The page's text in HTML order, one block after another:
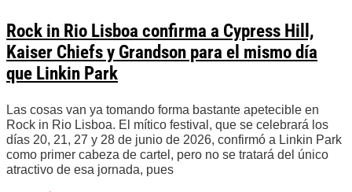
Rock in Rio Lisboa confirma a Cypress Hill,
Kaiser Chiefs y Grandson para el mismo día
que Linkin Park
Las cosas van ya tomando forma bastante apetecible en
Rock in Rio Lisboa. El mítico festival, que se celebrará los
días 20, 21, 27 y 28 de junio de 2026, confirmó a Linkin Park
como primer cabeza de cartel, pero no se tratará del único
atractivo de esa jornada, pues